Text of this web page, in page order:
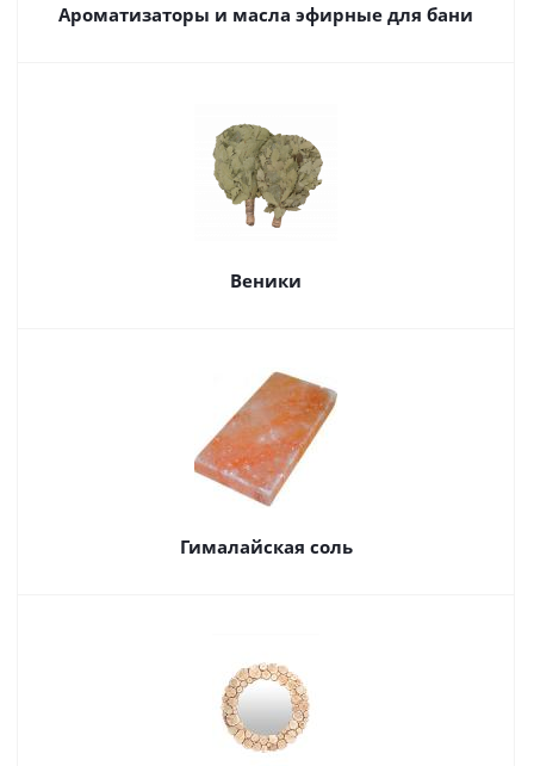
Ароматизаторы и масла эфирные для бани
Веники
Гималайская соль